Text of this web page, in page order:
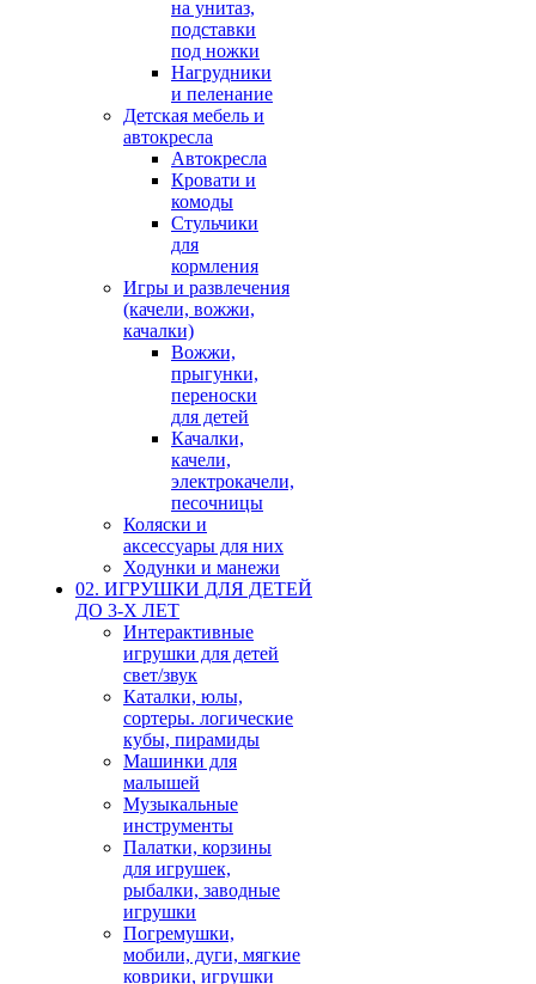
на унитаз,
подставки
под ножки
Нагрудники
и пеленание
Детская мебель и
автокресла
Автокресла
Кровати и
комоды
Стульчики
для
кормления
Игры и развлечения
(качели, вожжи,
качалки)
Вожжи,
прыгунки,
переноски
для детей
Качалки,
качели,
электрокачели,
песочницы
Коляски и
аксессуары для них
Ходунки и манежи
02. ИГРУШКИ ДЛЯ ДЕТЕЙ
ДО 3-Х ЛЕТ
Интерактивные
игрушки для детей
свет/звук
Каталки, юлы,
сортеры. логические
кубы, пирамиды
Машинки для
малышей
Музыкальные
инструменты
Палатки, корзины
для игрушек,
рыбалки, заводные
игрушки
Погремушки,
мобили, дуги, мягкие
коврики, игрушки